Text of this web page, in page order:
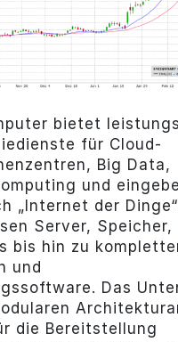
bietet
für Cloud-
Big Data,
und
„Internet der
Server, Speicher,
bis hin zu
und
Das
die Bereitstellung